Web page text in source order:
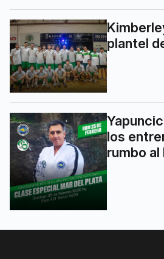
plantel
los
rumbo al